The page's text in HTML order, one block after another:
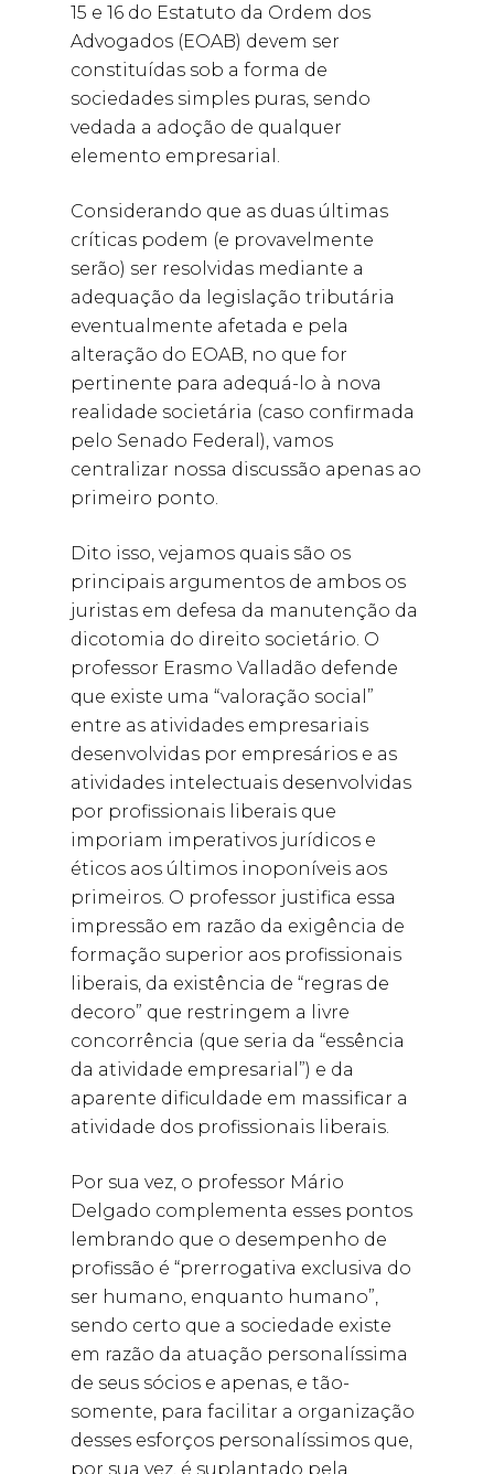
15 e 16 do Estatuto da Ordem dos
Advogados (EOAB) devem ser
constituídas sob a forma de
sociedades simples puras, sendo
vedada a adoção de qualquer
elemento empresarial.
Considerando que as duas últimas
críticas podem (e provavelmente
serão) ser resolvidas mediante a
adequação da legislação tributária
eventualmente afetada e pela
alteração do EOAB, no que for
pertinente para adequá-lo à nova
realidade societária (caso confirmada
pelo Senado Federal), vamos
centralizar nossa discussão apenas ao
primeiro ponto.
Dito isso, vejamos quais são os
principais argumentos de ambos os
juristas em defesa da manutenção da
dicotomia do direito societário. O
professor Erasmo Valladão defende
que existe uma “valoração social”
entre as atividades empresariais
desenvolvidas por empresários e as
atividades intelectuais desenvolvidas
por profissionais liberais que
imporiam imperativos jurídicos e
éticos aos últimos inoponíveis aos
primeiros. O professor justifica essa
impressão em razão da exigência de
formação superior aos profissionais
liberais, da existência de “regras de
decoro” que restringem a livre
concorrência (que seria da “essência
da atividade empresarial”) e da
aparente dificuldade em massificar a
atividade dos profissionais liberais.
Por sua vez, o professor Mário
Delgado complementa esses pontos
lembrando que o desempenho de
profissão é “prerrogativa exclusiva do
ser humano, enquanto humano”,
sendo certo que a sociedade existe
em razão da atuação personalíssima
de seus sócios e apenas, e tão-
somente, para facilitar a organização
desses esforços personalíssimos que,
por sua vez, é suplantado pela